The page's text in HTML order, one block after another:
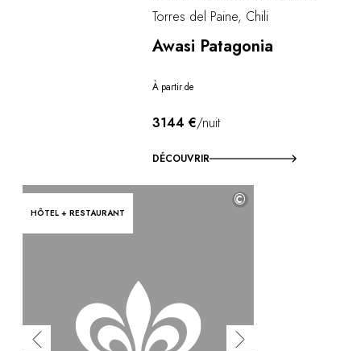
Torres del Paine, Chili
Awasi Patagonia
À partir de
3144 €/nuit
DÉCOUVRIR
HÔTEL + RESTAURANT
©